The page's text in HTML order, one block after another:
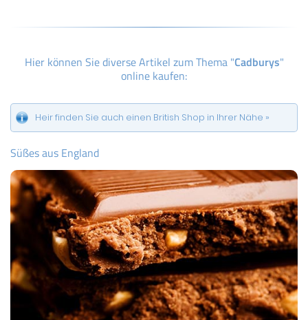
Hier können Sie diverse Artikel zum Thema "Cadburys"
online kaufen:
Heir finden Sie auch einen British Shop in Ihrer Nähe »
Süßes aus England